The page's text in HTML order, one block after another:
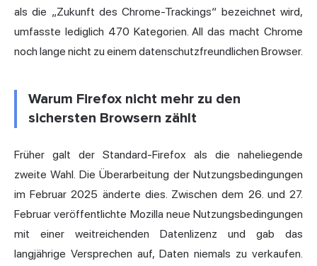
als die „Zukunft des Chrome-Trackings“ bezeichnet wird,
umfasste lediglich 470 Kategorien. All das macht Chrome
noch lange nicht zu einem datenschutzfreundlichen Browser.
Warum Firefox nicht mehr zu den
sichersten Browsern zählt
Früher galt der Standard-Firefox als die naheliegende
zweite Wahl. Die Überarbeitung der Nutzungsbedingungen
im Februar 2025 änderte dies. Zwischen dem 26. und 27.
Februar veröffentlichte Mozilla neue Nutzungsbedingungen
mit einer weitreichenden Datenlizenz und gab das
langjährige Versprechen auf, Daten niemals zu verkaufen.